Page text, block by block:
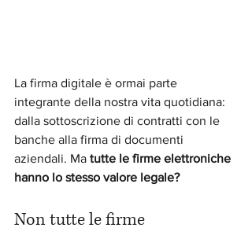
La firma digitale è ormai parte
integrante della nostra vita quotidiana:
dalla sottoscrizione di contratti con le
banche alla firma di documenti
aziendali. Ma tutte le firme elettroniche
hanno lo stesso valore legale?
Non tutte le firme